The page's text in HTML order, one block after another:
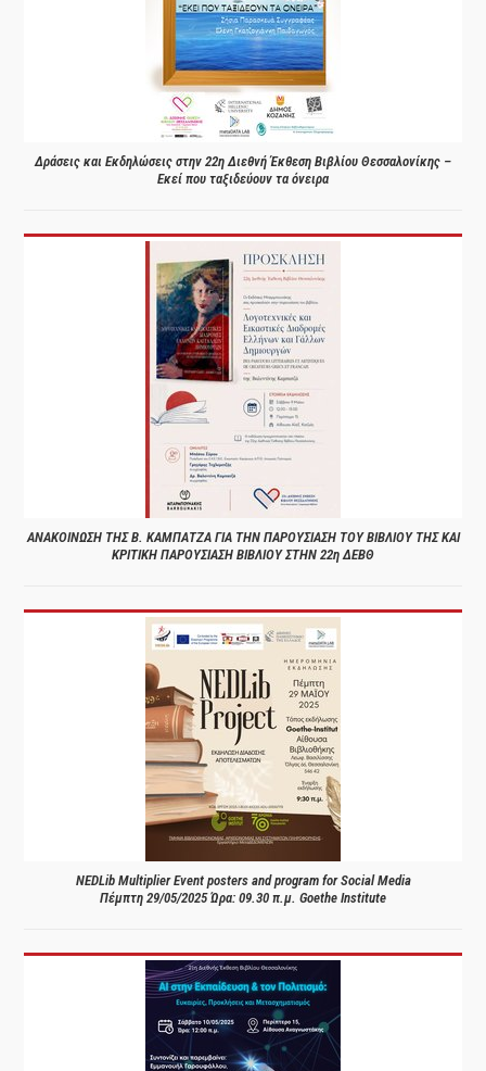
Δράσεις και Εκδηλώσεις στην 22η Διεθνή Έκθεση Βιβλίου Θεσσαλονίκης –
Εκεί που ταξιδεύουν τα όνειρα
ΑΝΑΚΟΙΝΩΣΗ ΤΗΣ Β. ΚΑΜΠΑΤΖΑ ΓΙΑ ΤΗΝ ΠΑΡΟΥΣΙΑΣΗ ΤΟΥ ΒΙΒΛΙΟΥ ΤΗΣ ΚΑΙ
ΚΡΙΤΙΚΗ ΠΑΡΟΥΣΙΑΣΗ ΒΙΒΛΙΟΥ ΣΤΗΝ 22η ΔΕΒΘ
NEDLib Multiplier Event posters and program for Social Media
Πέμπτη 29/05/2025 Ώρα: 09.30 π.μ. Goethe Institute